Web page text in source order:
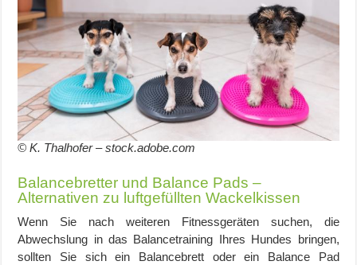
© K. Thalhofer – stock.adobe.com
Balancebretter und Balance Pads –
Alternativen zu luftgefüllten Wackelkissen
Wenn Sie nach weiteren Fitnessgeräten suchen, die
Abwechslung in das Balancetraining Ihres Hundes bringen,
sollten Sie sich ein Balancebrett oder ein Balance Pad